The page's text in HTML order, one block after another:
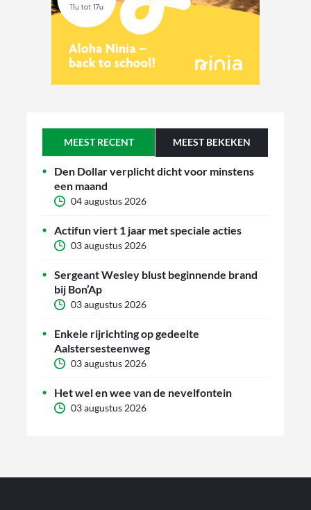
MEEST RECENT MEEST BEKEKEN
Den Dollar verplicht dicht voor minstens
een maand
04 augustus 2026
Actifun viert 1 jaar met speciale acties
03 augustus 2026
Sergeant Wesley blust beginnende brand
bij Bon’Ap
03 augustus 2026
Enkele rijrichting op gedeelte
Aalstersesteenweg
03 augustus 2026
Het wel en wee van de nevelfontein
03 augustus 2026